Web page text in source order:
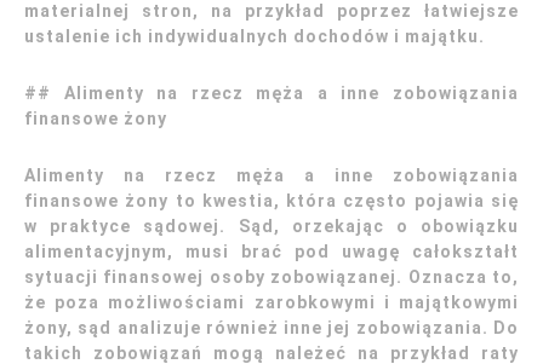
materialnej stron, na przykład poprzez łatwiejsze
ustalenie ich indywidualnych dochodów i majątku.
## Alimenty na rzecz męża a inne zobowiązania
finansowe żony
Alimenty na rzecz męża a inne zobowiązania
finansowe żony to kwestia, która często pojawia się
w praktyce sądowej. Sąd, orzekając o obowiązku
alimentacyjnym, musi brać pod uwagę całokształt
sytuacji finansowej osoby zobowiązanej. Oznacza to,
że poza możliwościami zarobkowymi i majątkowymi
żony, sąd analizuje również inne jej zobowiązania. Do
takich zobowiązań mogą należeć na przykład raty